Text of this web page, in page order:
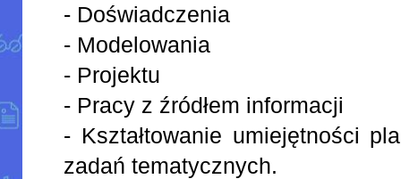
- Doświadczenia
- Modelowania
- Projektu
- Pracy z źródłem informacji
- Kształtowanie umiejętności
zadań tematycznych.